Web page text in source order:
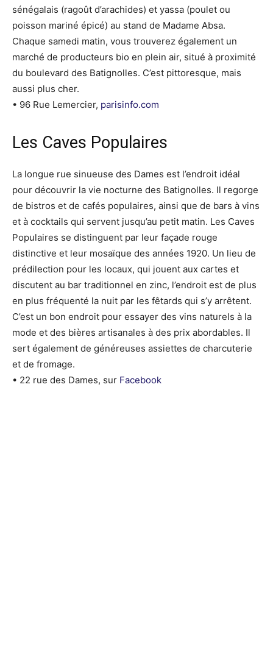
sénégalais (ragoût d’arachides) et yassa (poulet ou
poisson mariné épicé) au stand de Madame Absa.
Chaque samedi matin, vous trouverez également un
marché de producteurs bio en plein air, situé à proximité
du boulevard des Batignolles. C’est pittoresque, mais
aussi plus cher.
• 96 Rue Lemercier, parisinfo.com
Les Caves Populaires
La longue rue sinueuse des Dames est l’endroit idéal
pour découvrir la vie nocturne des Batignolles. Il regorge
de bistros et de cafés populaires, ainsi que de bars à vins
et à cocktails qui servent jusqu’au petit matin. Les Caves
Populaires se distinguent par leur façade rouge
distinctive et leur mosaïque des années 1920. Un lieu de
prédilection pour les locaux, qui jouent aux cartes et
discutent au bar traditionnel en zinc, l’endroit est de plus
en plus fréquenté la nuit par les fêtards qui s’y arrêtent.
C’est un bon endroit pour essayer des vins naturels à la
mode et des bières artisanales à des prix abordables. Il
sert également de généreuses assiettes de charcuterie
et de fromage.
• 22 rue des Dames, sur Facebook